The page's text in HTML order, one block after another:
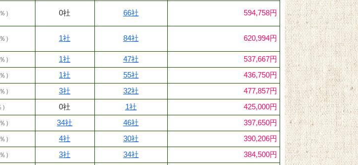
） 0社 66社 594,758円
） 1社 84社 620,994円
） 1社 47社
537,667円
） 1社 55社
436,750円
） 3社 32社
477,857円
） 0社 1社
425,000円
） 34社 46社
397,650円
） 4社 30社
390,206円
） 3社 34社
384,500円